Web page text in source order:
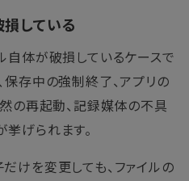
している
自体が破損しているケースで
保存中の強制終了、アプリの
の再起動、記録媒体の不具
げられます。
けを変更しても、ファイルの